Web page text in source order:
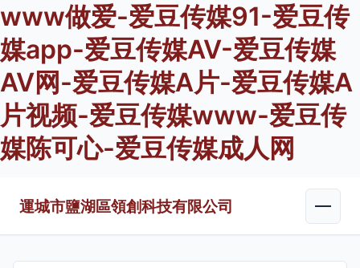
www做爱-爱豆传媒91-爱豆传
媒app-爱豆传媒AV-爱豆传媒
AV网-爱豆传媒A片-爱豆传媒A
片视频-爱豆传媒www-爱豆传
媒陈可心-爱豆传媒成人网
運城市鹽湖區領創科技有限公司